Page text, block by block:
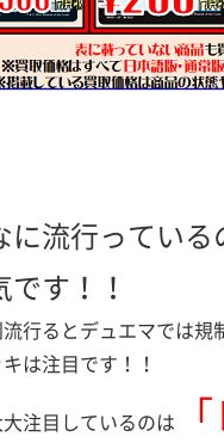
に流行ってい
す！！
行るとデュエマでは
は注目です！！
注目しているのは